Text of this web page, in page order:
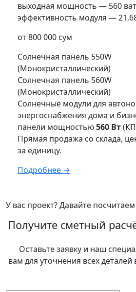
выходная мощность — 560
эффективность модуля —
от 800 000 сум
Солнечная панель 550W
(Монокристаллический)
Солнечная панель 560W
(Монокристаллический)
Солнечные модули для
энергоснабжения дома и
панели мощностью560 Вт
Прямая продажа со склада,
за единицу.
Подробнее →
У вас проект? Давайте
Получите сметный
Оставьте заявку и наш
вам для уточнения всех деталей